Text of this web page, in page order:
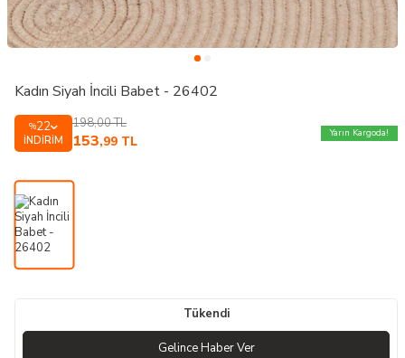
Kadın Siyah İncili Babet - 26402
%22
İNDIRIM
198,00TL
153,99 TL
Yarın Kargoda!
Tükendi
Gelince Haber Ver